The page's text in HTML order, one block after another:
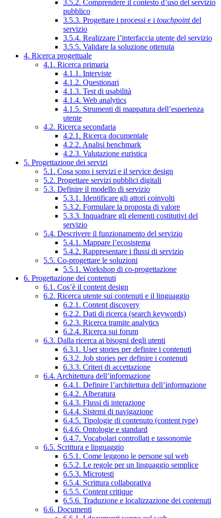
3.5.2. Comprendere il contesto d’uso del servizio
pubblico
3.5.3. Progettare i processi e i touchpointdel
servizio
3.5.4. Realizzare l’interfaccia utente del servizio
3.5.5. Validare la soluzione ottenuta
4. Ricerca progettuale
4.1. Ricerca primaria
4.1.1. Interviste
4.1.2. Questionari
4.1.3. Test di usabilità
4.1.4. Web analytics
4.1.5. Strumenti di mappatura dell’esperienza
utente
4.2. Ricerca secondaria
4.2.1. Ricerca documentale
4.2.2. Analisi benchmark
4.2.3. Valutazione euristica
5. Progettazione dei servizi
5.1. Cosa sono i servizi e il service design
5.2. Progettare servizi pubblici digitali
5.3. Definire il modello di servizio
5.3.1. Identificare gli attori coinvolti
5.3.2. Formulare la proposta di valore
5.3.3. Inquadrare gli elementi costitutivi del
servizio
5.4. Descrivere il funzionamento del servizio
5.4.1. Mappare l’ecosistema
5.4.2. Rappresentare i flussi di servizio
5.5. Co-progettare le soluzioni
5.5.1. Workshop di co-progettazione
6. Progettazione dei contenuti
6.1. Cos’è il content design
6.2. Ricerca utente sui contenuti e il linguaggio
6.2.1. Content discovery
6.2.2. Dati di ricerca (search keywords)
6.2.3. Ricerca tramite analytics
6.2.4. Ricerca sui forum
6.3. Dalla ricerca ai bisogni degli utenti
6.3.1. User stories per definire i contenuti
6.3.2. Job stories per definire i contenuti
6.3.3. Criteri di accettazione
6.4. Architettura dell’informazione
6.4.1. Definire l’architettura dell’informazione
6.4.2. Alberatura
6.4.3. Flussi di interazione
6.4.4. Sistemi di navigazione
6.4.5. Tipologie di contenuto (content type)
6.4.6. Ontologie e standard
6.4.7. Vocabolari controllati e tassonomie
6.5. Scrittura e linguaggio
6.5.1. Come leggono le persone sul web
6.5.2. Le regole per un linguaggio semplice
6.5.3. Microtesti
6.5.4. Scrittura collaborativa
6.5.5. Content critique
6.5.6. Traduzione e localizzazione dei contenuti
6.6. Documenti